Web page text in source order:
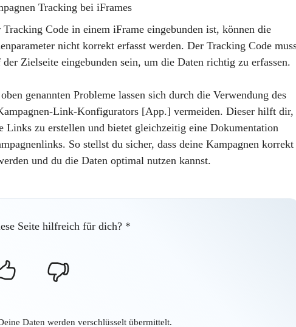
Tracking bei iFrames
Tracking Code in einem iFrame eingebunden ist, können die
nicht korrekt erfasst werden. Der Tracking Code
Zielseite eingebunden sein, um die Daten richtig zu erfassen.
genannten Probleme lassen sich durch die Verwendung des
Link-Konfigurators [App.] vermeiden. Dieser hilft dir,
Links zu erstellen und bietet gleichzeitig eine Dokumentation
So stellst du sicher, dass deine Kampagnen korrekt
und du die Daten optimal nutzen kannst.
Seite hilfreich für dich? *
Daten werden verschlüsselt übermittelt.